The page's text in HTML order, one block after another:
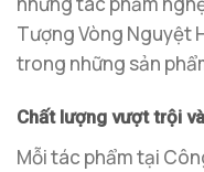
Tượng Vòng Nguyệt
trong những sản
Chất lượng vượt trội
Mỗi tác phẩm tại